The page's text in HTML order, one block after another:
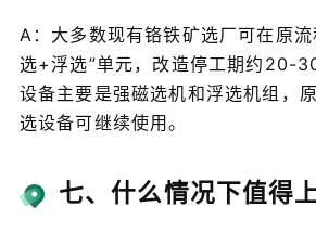
A：大多数现有铬铁矿选厂可在原
选+浮选”单元，改造停工期约20-
设备主要是强磁选机和浮选机组，
选设备可继续使用。
七、什么情况下值得